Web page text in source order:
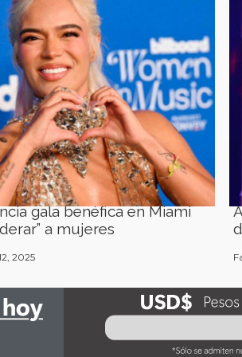
gala benéfica en Miami
a mujeres
2025